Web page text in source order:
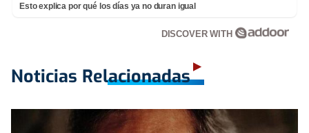
Esto explica por qué los días ya no duran igual
DISCOVER WITH
Noticias Relacionadas